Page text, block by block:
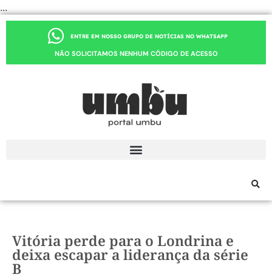
...
ENTRE EM NOSSO GRUPO DE NOTÍCIAS NO WHATSAPP
NÃO SOLICITAMOS NENHUM CÓDIGO DE ACESSO
Vitória perde para o Londrina e
deixa escapar a liderança da série
B